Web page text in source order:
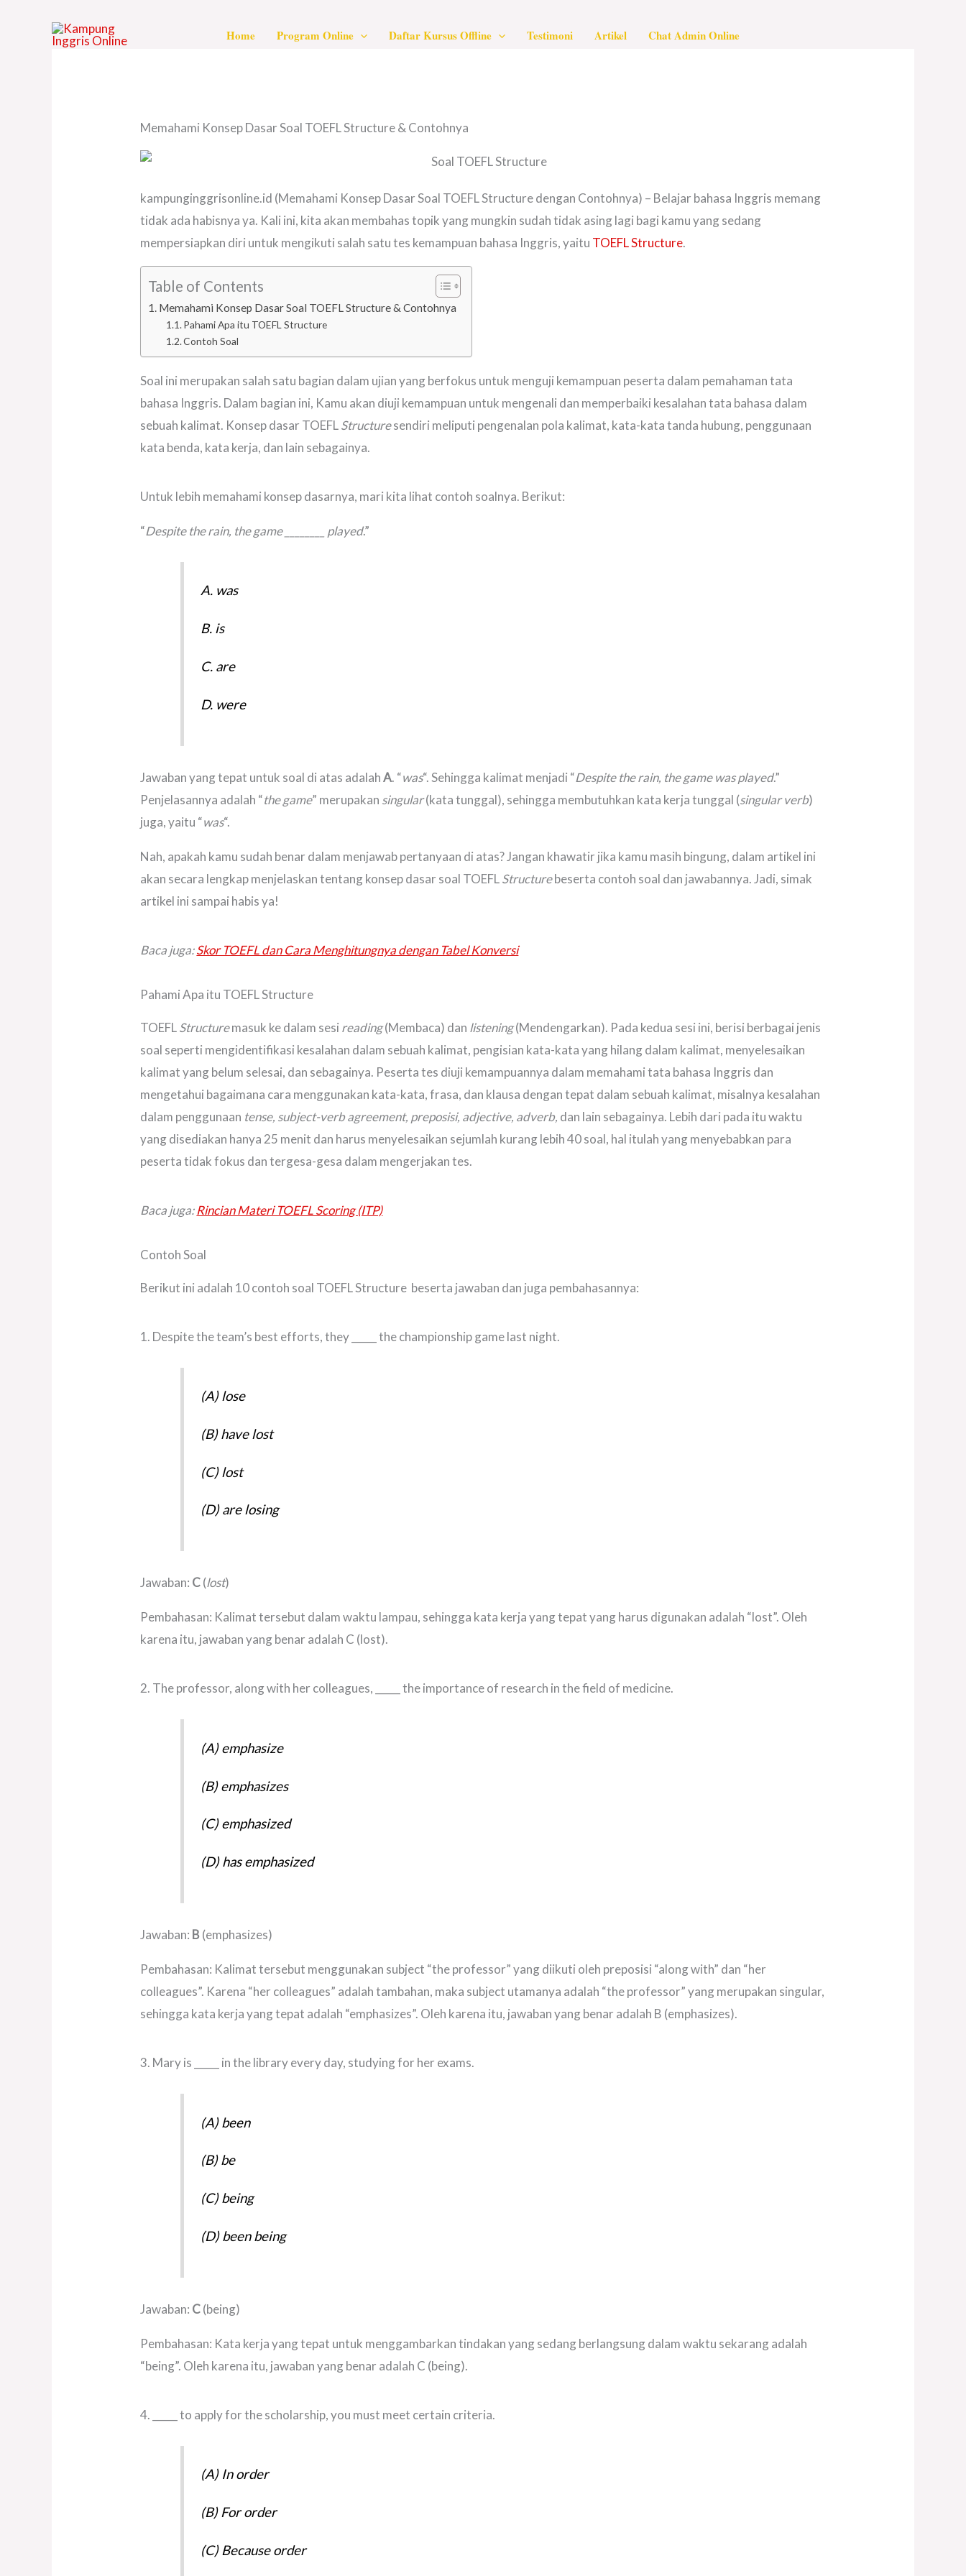
Home Program Online Daftar Kursus Offline Testimoni Artikel Chat Admin Online
Memahami Konsep Dasar Soal TOEFL Structure & Contohnya
kampunginggrisonline.id (Memahami Konsep Dasar Soal TOEFL Structure dengan Contohnya) – Belajar bahasa Inggris memang
tidak ada habisnya ya. Kali ini, kita akan membahas topik yang mungkin sudah tidak asing lagi bagi kamu yang sedang
mempersiapkan diri untuk mengikuti salah satu tes kemampuan bahasa Inggris, yaitu TOEFL Structure.
Table of Contents
Memahami Konsep Dasar Soal TOEFL Structure & Contohnya
Pahami Apa itu TOEFL Structure
Contoh Soal
Soal ini merupakan salah satu bagian dalam ujian yang berfokus untuk menguji kemampuan peserta dalam pemahaman tata
bahasa Inggris. Dalam bagian ini, Kamu akan diuji kemampuan untuk mengenali dan memperbaiki kesalahan tata bahasa dalam
sebuah kalimat. Konsep dasar TOEFLStructuresendiri meliputi pengenalan pola kalimat, kata-kata tanda hubung, penggunaan
kata benda, kata kerja, dan lain sebagainya.
Untuk lebih memahami konsep dasarnya, mari kita lihat contoh soalnya. Berikut:
“Despite the rain, the game ________ played.”
A. was
B. is
C. are
D. were
Jawaban yang tepat untuk soal di atas adalahA. “was“. Sehingga kalimat menjadi “Despite the rain, the game was played.”
Penjelasannya adalah “the game” merupakan singular(kata tunggal), sehingga membutuhkan kata kerja tunggal (singular verb)
juga, yaitu “was“.
Nah, apakah kamu sudah benar dalam menjawab pertanyaan di atas? Jangan khawatir jika kamu masih bingung, dalam artikel ini
akan secara lengkap menjelaskan tentang konsep dasar soal TOEFLStructurebeserta contoh soal dan jawabannya. Jadi, simak
artikel ini sampai habis ya!
Baca juga:Skor TOEFL dan Cara Menghitungnya dengan Tabel Konversi
Pahami Apa itu TOEFL Structure
TOEFLStructuremasuk ke dalam sesi reading(Membaca) dan listening(Mendengarkan). Pada kedua sesi ini, berisi berbagai jenis
soal seperti mengidentifikasi kesalahan dalam sebuah kalimat, pengisian kata-kata yang hilang dalam kalimat, menyelesaikan
kalimat yang belum selesai, dan sebagainya. Peserta tes diuji kemampuannya dalam memahami tata bahasa Inggris dan
mengetahui bagaimana cara menggunakan kata-kata, frasa, dan klausa dengan tepat dalam sebuah kalimat, misalnya kesalahan
dalam penggunaan tense, subject-verb agreement, preposisi, adjective, adverb, dan lain sebagainya. Lebih dari pada itu waktu
yang disediakan hanya 25 menit dan harus menyelesaikan sejumlah kurang lebih 40 soal, hal itulah yang menyebabkan para
peserta tidak fokus dan tergesa-gesa dalam mengerjakan tes.
Baca juga:Rincian Materi TOEFL Scoring (ITP)
Contoh Soal
Berikut ini adalah 10 contoh soal TOEFL Structure beserta jawaban dan juga pembahasannya:
1. Despite the team’s best efforts, they _____ the championship game last night.
(A) lose
(B) have lost
(C) lost
(D) are losing
Jawaban: C(lost)
Pembahasan: Kalimat tersebut dalam waktu lampau, sehingga kata kerja yang tepat yang harus digunakan adalah “lost”. Oleh
karena itu, jawaban yang benar adalah C (lost).
2. The professor, along with her colleagues, _____ the importance of research in the field of medicine.
(A) emphasize
(B) emphasizes
(C) emphasized
(D) has emphasized
Jawaban: B(emphasizes)
Pembahasan: Kalimat tersebut menggunakan subject “the professor” yang diikuti oleh preposisi “along with” dan “her
colleagues”. Karena “her colleagues” adalah tambahan, maka subject utamanya adalah “the professor” yang merupakan singular,
sehingga kata kerja yang tepat adalah “emphasizes”. Oleh karena itu, jawaban yang benar adalah B (emphasizes).
3. Mary is _____ in the library every day, studying for her exams.
(A) been
(B) be
(C) being
(D) been being
Jawaban: C(being)
Pembahasan: Kata kerja yang tepat untuk menggambarkan tindakan yang sedang berlangsung dalam waktu sekarang adalah
“being”. Oleh karena itu, jawaban yang benar adalah C (being).
4. _____ to apply for the scholarship, you must meet certain criteria.
(A) In order
(B) For order
(C) Because order